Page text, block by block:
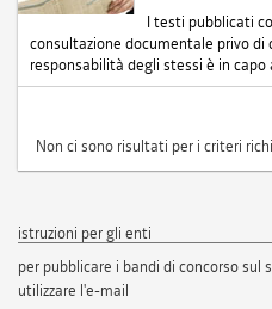
I testi pubblicati
consultazione documentale privo di
responsabilità degli stessi è in
Non ci sono risultati per i criteri
istruzioni per gli enti
per pubblicare i bandi di concorso
utilizzare l'e-mail